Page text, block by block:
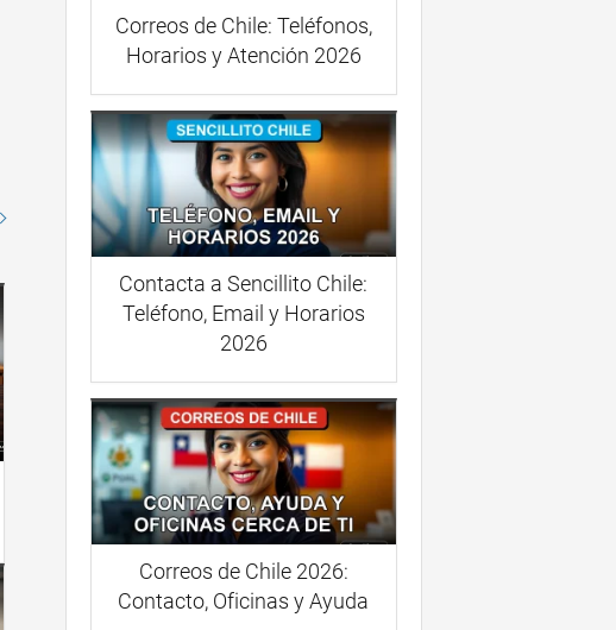
Correos de Chile: Teléfonos,
Horarios y Atención 2026
Contacta a Sencillito Chile:
Teléfono, Email y Horarios
2026
Correos de Chile 2026:
Contacto, Oficinas y Ayuda